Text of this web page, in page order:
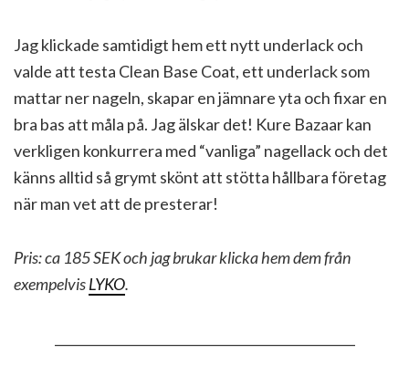
Jag klickade samtidigt hem ett nytt underlack och
valde att testa Clean Base Coat, ett underlack som
mattar ner nageln, skapar en jämnare yta och fixar en
bra bas att måla på. Jag älskar det! Kure Bazaar kan
verkligen konkurrera med “vanliga” nagellack och det
känns alltid så grymt skönt att stötta hållbara företag
när man vet att de presterar!
Pris: ca 185 SEK och jag brukar klicka hem dem från
exempelvisLYKO.